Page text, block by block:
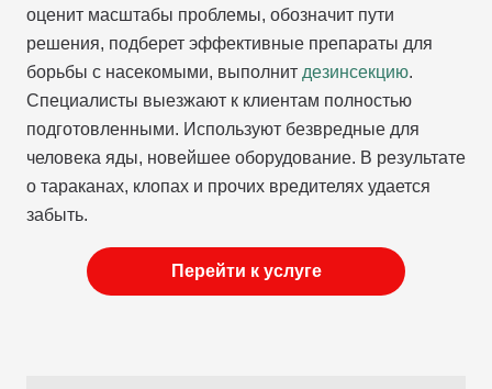
оценит масштабы проблемы, обозначит пути
решения, подберет эффективные препараты для
борьбы с насекомыми, выполнит дезинсекцию.
Специалисты выезжают к клиентам полностью
подготовленными. Используют безвредные для
человека яды, новейшее оборудование. В результате
о тараканах, клопах и прочих вредителях удается
забыть.
Перейти к услуге